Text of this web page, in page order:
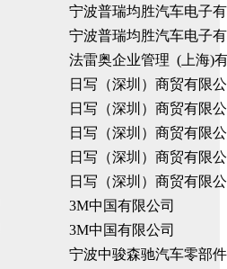
宁波普瑞均胜汽车电子
宁波普瑞均胜汽车电子
法雷奥企业管理 (上海)
日写（深圳）商贸有限
日写（深圳）商贸有限
日写（深圳）商贸有限
日写（深圳）商贸有限
日写（深圳）商贸有限
3M中国有限公司
3M中国有限公司
宁波中骏森驰汽车零部